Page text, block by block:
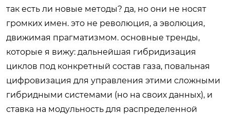
так есть ли новые методы? да, но они не носят
громких имен. это не революция, а эволюция,
движимая прагматизмом. основные тренды,
которые я вижу: дальнейшая гибридизация
циклов под конкретный состав газа, повальная
цифровизация для управления этими сложными
гибридными системами (но на своих данных), и
ставка на модульность для распределенной